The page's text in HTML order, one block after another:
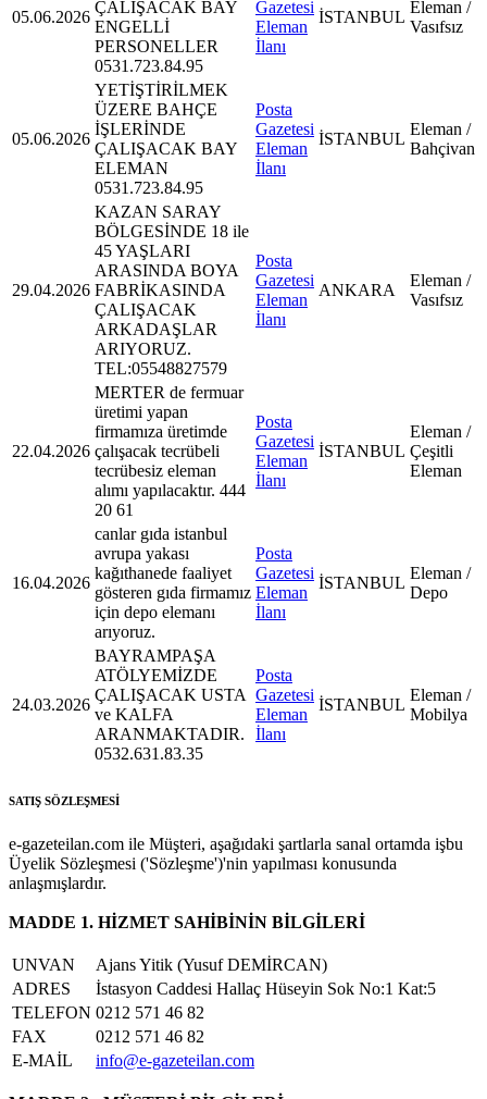
05.06.2026
ÇALIŞACAK BAY
ENGELLİ
PERSONELLER
0531.723.84.95
Gazetesi
Eleman
İlanı
İSTANBUL
Eleman /
Vasıfsız
05.06.2026
YETİŞTİRİLMEK
ÜZERE BAHÇE
İŞLERİNDE
ÇALIŞACAK BAY
ELEMAN
0531.723.84.95
Posta
Gazetesi
Eleman
İlanı
İSTANBUL
Eleman /
Bahçivan
29.04.2026
KAZAN SARAY
BÖLGESİNDE 18 ile
45 YAŞLARI
ARASINDA BOYA
FABRİKASINDA
ÇALIŞACAK
ARKADAŞLAR
ARIYORUZ.
TEL:05548827579
Posta
Gazetesi
Eleman
İlanı
ANKARA
Eleman /
Vasıfsız
22.04.2026
MERTER de fermuar
üretimi yapan
firmamıza üretimde
çalışacak tecrübeli
tecrübesiz eleman
alımı yapılacaktır. 444
20 61
Posta
Gazetesi
Eleman
İlanı
İSTANBUL
Eleman /
Çeşitli
Eleman
16.04.2026
canlar gıda istanbul
avrupa yakası
kağıthanede faaliyet
gösteren gıda firmamız
için depo elemanı
arıyoruz.
Posta
Gazetesi
Eleman
İlanı
İSTANBUL
Eleman /
Depo
24.03.2026
BAYRAMPAŞA
ATÖLYEMİZDE
ÇALIŞACAK USTA
ve KALFA
ARANMAKTADIR.
0532.631.83.35
Posta
Gazetesi
Eleman
İlanı
İSTANBUL
Eleman /
Mobilya
SATIŞ SÖZLEŞMESİ
e-gazeteilan.com ile Müşteri, aşağıdaki şartlarla sanal ortamda işbu
Üyelik Sözleşmesi ('Sözleşme')'nin yapılması konusunda
anlaşmışlardır.
MADDE 1. HİZMET SAHİBİNİN BİLGİLERİ
UNVAN
Ajans Yitik (Yusuf DEMİRCAN)
ADRES
İstasyon Caddesi Hallaç Hüseyin Sok No:1 Kat:5
TELEFON 0212 571 46 82
FAX
0212 571 46 82
E-MAİL
info@e-gazeteilan.com